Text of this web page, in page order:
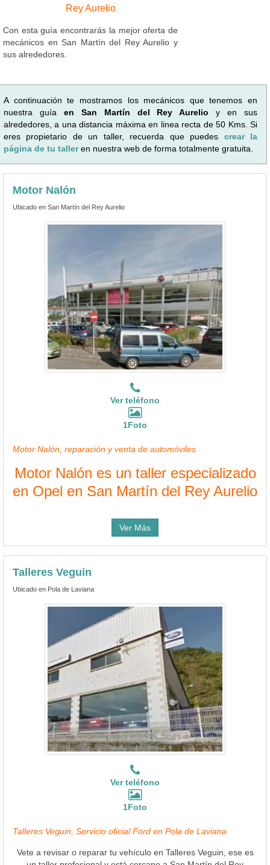
Rey Aurelio
Con esta guía encontrarás la mejor oferta de
mecánicos en San Martín del Rey Aurelio y
sus alrededores.
A continuación te mostramos los mecánicos que tenemos en
nuestra guía en San Martín del Rey Aurelio y en sus
alrededores, a una distancia máxima en linea recta de 50 Kms. Si
eres propietario de un taller, recuerda que puedes crear la
página de tu talleren nuestra web de forma totalmente gratuita.
Motor Nalón
Ubicado en San Martín del Rey Aurelio
Ver teléfono
1Foto
Motor Nalón, reparación y venta de automóviles
Motor Nalón es un taller especializado
en Opel en San Martín del Rey Aurelio
Ver Más
Talleres Veguin
Ubicado en Pola de Laviana
Ver teléfono
1Foto
Talleres Veguin, Servicio oficial Ford en Pola de Laviana
Vete a revisar o reparar tu vehículo en Talleres Veguin, ese es